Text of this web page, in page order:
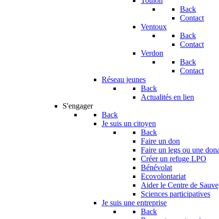
Back
Contact
Ventoux
Back
Contact
Verdon
Back
Contact
Réseau jeunes
Back
Actualités en lien
S'engager
Back
Je suis un citoyen
Back
Faire un don
Faire un legs ou une
Créer un refuge LPO
Bénévolat
Ecovolontariat
Aider le Centre de
Sciences participatives
Je suis une entreprise
Back